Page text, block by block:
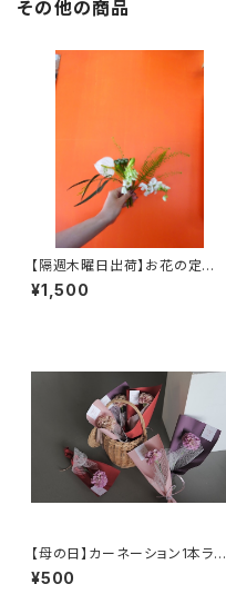
その他の商品
【隔週木曜日出荷】お花の定期
便「 ７DELI FLOWER' S 」【郵
便ポストに届くフラワー(生花)７
¥1,500
【母の日】カーネーション1本ラッ
ピング
¥500